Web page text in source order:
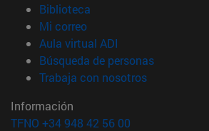
Biblioteca
Mi correo(abre en nueva ventana)
Aula virtual ADI
Búsqueda de personas(abre en
Trabaja con nosotros(abre en
Información
TFNO +34 948 42 56 00